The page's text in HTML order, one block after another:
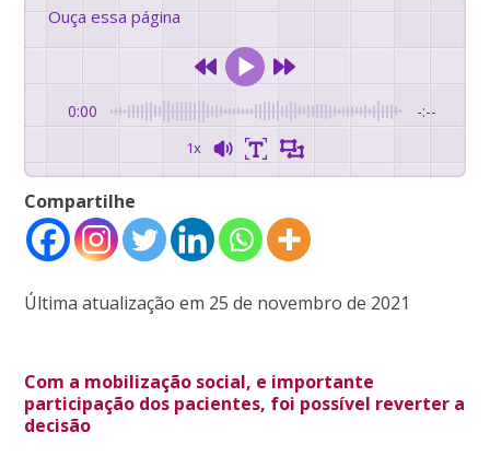
Ouça essa página
0:00 -:--
1x
Compartilhe
Última atualização em 25 de novembro de 2021
Com a mobilização social, e importante
participação dos pacientes, foi possível reverter a
decisão